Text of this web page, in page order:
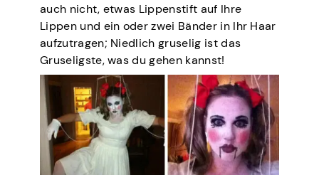
auch nicht, etwas Lippenstift auf Ihre
Lippen und ein oder zwei Bänder in Ihr Haar
aufzutragen; Niedlich gruselig ist das
Gruseligste, was du gehen kannst!